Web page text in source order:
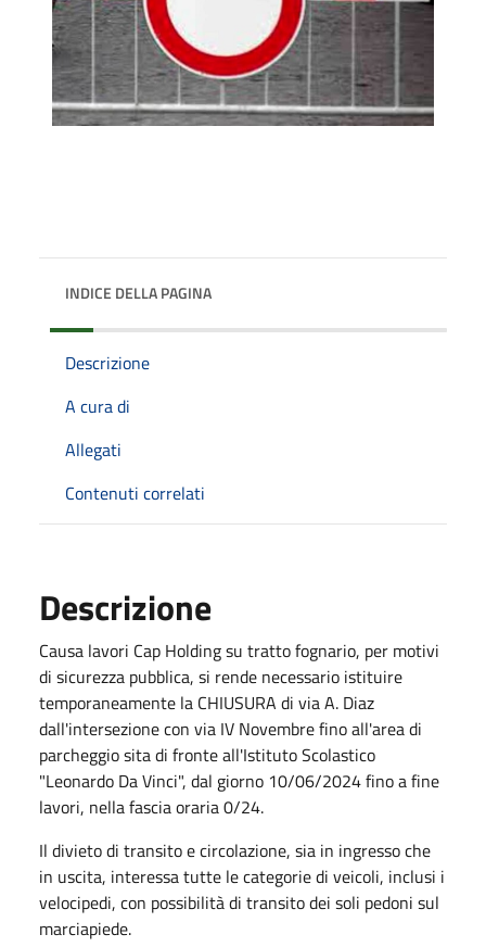
INDICE DELLA PAGINA
Descrizione
A cura di
Allegati
Contenuti correlati
Descrizione
Causa lavori Cap Holding su tratto fognario, per motivi
di sicurezza pubblica, si rende necessario istituire
temporaneamente la CHIUSURA di via A. Diaz
dall'intersezione con via IV Novembre fino all'area di
parcheggio sita di fronte all'Istituto Scolastico
"Leonardo Da Vinci", dal giorno 10/06/2024 fino a fine
lavori, nella fascia oraria 0/24.
Il divieto di transito e circolazione, sia in ingresso che
in uscita, interessa tutte le categorie di veicoli, inclusi i
velocipedi, con possibilità di transito dei soli pedoni sul
marciapiede.